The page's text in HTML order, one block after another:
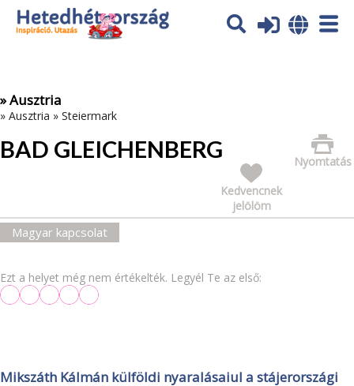
Az oldal sütiket (cookies) használ. További tájékoztatás itt:
Adatvédelmi tájékoztató
» Ausztria
» Ausztria » Steiermark
BAD GLEICHENBERG
Nyomtatás
Kedvencnek
jelölöm
Magyar kapcsolat
Ezt a helyet még nem értékelték. Legyél Te az első:
Mikszáth Kálmán külföldi nyaralásaiul a stájerországi